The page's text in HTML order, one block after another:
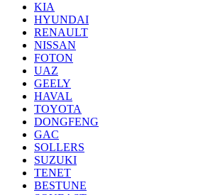
KIA
HYUNDAI
RENAULT
NISSAN
FOTON
UAZ
GEELY
HAVAL
TOYOTA
DONGFENG
GAC
SOLLERS
SUZUKI
TENET
BESTUNE